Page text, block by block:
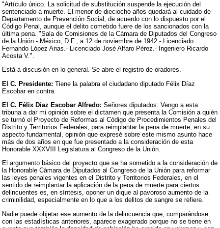
"Artículo único. La solicitud de substitución suspende la ejecución del
sentenciado a muerte. El menor de dieciocho años quedará al cuidado de
Departamento de Prevención Social, de acuerdo con lo dispuesto por el
Código Penal, aunque el delito cometido fuere de los sancionados con la
última pena. "Sala de Comisiones de la Cámara de Diputados del Congreso
de la Unión.- México, D.F., a 12 de noviembre de 1942.- Licenciado
Fernando López Arias.- Licenciado José Alfaro Pérez.- Ingeniero Ricardo
Acosta V.".
Está a discusión en lo general. Se abre el registro de oradores.
El C. Presidente: Tiene la palabra el ciudadano diputado Félix Díaz
Escobar en contra.
El C. Félix Díaz Escobar Alfredo: Señores diputados: Vengo a esta
tribuna a dar mi opinión sobre el dictamen que presenta la Comisión a quién
se turnó el Proyecto de Reformas al Código de Procedimientos Penales del
Distrito y Territorios Federales, para reimplantar la pena de muerte, en su
aspecto fundamental, opinión que expresé sobre este mismo asunto hace
más de dos años en que fue presentado a la consideración de esta
Honorable XXXVIII Legislatura al Congreso de la Unión.
El argumento básico del proyecto que se ha sometido a la consideración de
la Honorable Cámara de Diputados al Congreso de la Unión para reformar
las leyes penales vigentes en el Distrito y Territorios Federales, en el
sentido de reimplantar la aplicación de la pena de muerte para ciertos
delincuentes es, en síntesis, oponer un dique al pavoroso aumento de la
criminilidad, especialmente en lo que a los delitos de sangre se refiere.
Nadie puede objetar ese aumento de la delincuencia que, comparándose
con las estadísticas anteriores, aparece exagerado porque no se tiene en